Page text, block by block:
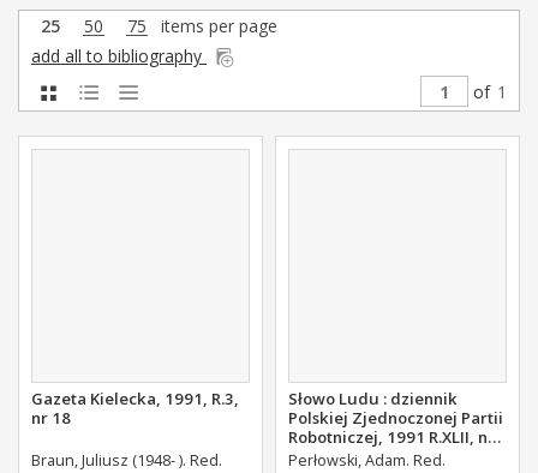
25 50 75
items per page
add all to bibliography
of 1
Gazeta Kielecka, 1991, R.3,
nr 18
Braun, Juliusz (1948- ). Red.
Słowo Ludu : dziennik
Polskiej Zjednoczonej Partii
Robotniczej, 1991 R.XLII, nr
23
Perłowski, Adam. Red.